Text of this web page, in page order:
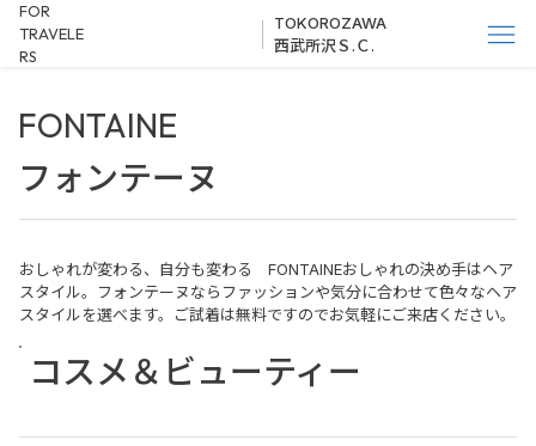
FOR
TRAVELE
RS
TOKOROZAWA
西武所沢Ｓ.Ｃ.
FONTAINE
フォンテーヌ
コスメ＆ビューティー
おしゃれが変わる、自分も変わる FONTAINEおしゃれの決め手はヘア
スタイル。フォンテーヌならファッションや気分に合わせて色々なヘア
スタイルを選べます。ご試着は無料ですのでお気軽にご来店ください。